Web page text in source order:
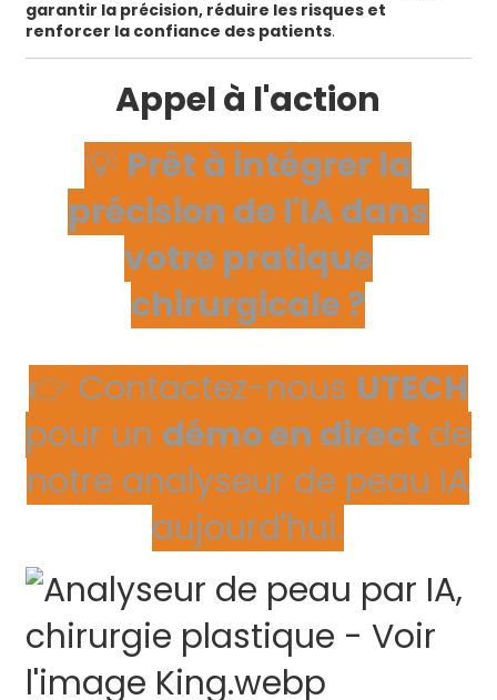
garantir la précision, réduire les risques et
renforcer la confiance des patients.
Appel à l'action
💡 Prêt à intégrer la
précision de l'IA dans
votre pratique
chirurgicale ?
👉 Contactez-nous UTECH
pour un démo en direct de
notre analyseur de peau IA
aujourd'hui.